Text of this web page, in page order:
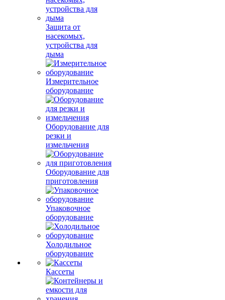
Защита от
насекомых,
устройства для
дыма
Измерительное
оборудование
Оборудование для
резки и
измельчения
Оборудование для
приготовления
Упаковочное
оборудование
Холодильное
оборудование
Кассеты